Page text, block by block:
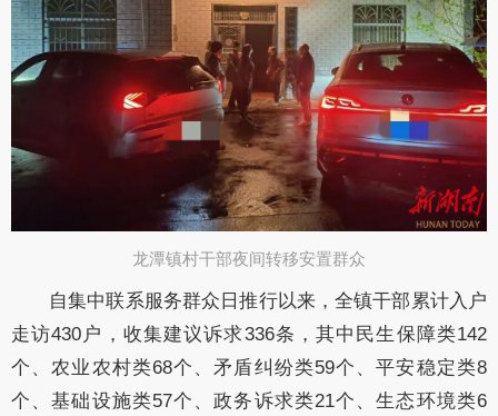
龙潭镇村干部夜间转移安置群众​
自集中联系服务群众日推行以来，全镇干部累计入户
走访430户，收集建议诉求336条，其中民生保障类142
个、农业农村类68个、矛盾纠纷类59个、平安稳定类8
个、基础设施类57个、政务诉求类21个、生态环境类6